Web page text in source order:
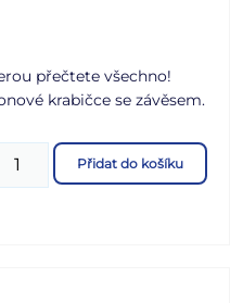
přečtete všechno!
krabičce se závěsem.
Přidat do košíku